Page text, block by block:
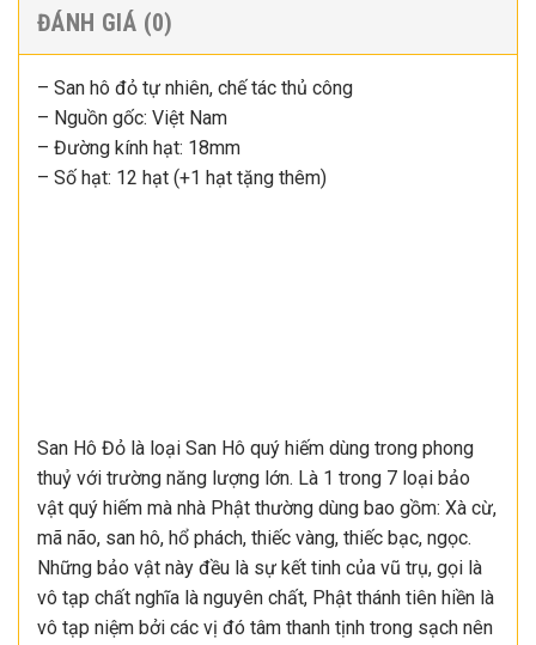
ĐÁNH GIÁ (0)
– San hô đỏ tự nhiên, chế tác thủ công
– Nguồn gốc: Việt Nam
– Đường kính hạt: 18mm
– Số hạt: 12 hạt (+1 hạt tặng thêm)
San Hô Đỏ là loại San Hô quý hiếm dùng trong phong
thuỷ với trường năng lượng lớn. Là 1 trong 7 loại bảo
vật quý hiếm mà nhà Phật thường dùng bao gồm: Xà cừ,
mã não, san hô, hổ phách, thiếc vàng, thiếc bạc, ngọc.
Những bảo vật này đều là sự kết tinh của vũ trụ, gọi là
vô tạp chất nghĩa là nguyên chất, Phật thánh tiên hiền là
vô tạp niệm bởi các vị đó tâm thanh tịnh trong sạch nên